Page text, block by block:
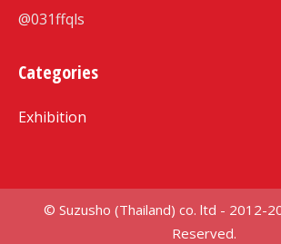
@031ffqls
Categories
Exhibition
© Suzusho (Thailand) co. ltd - 2012-
Reserved.